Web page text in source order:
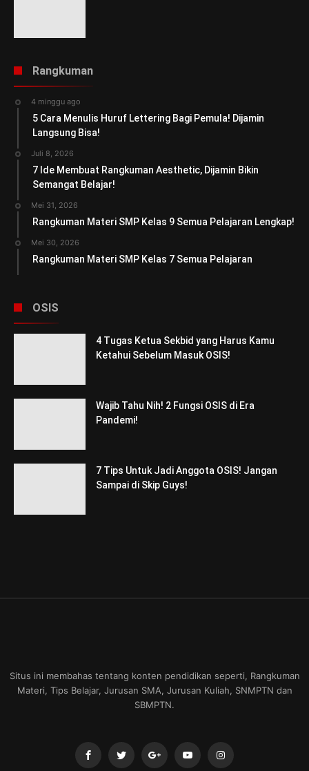
Rangkuman
4 minggu ago
5 Cara Menulis Huruf Lettering Bagi Pemula! Dijamin
Langsung Bisa!
Juli 8, 2026
7 Ide Membuat Rangkuman Aesthetic, Dijamin Bikin
Semangat Belajar!
Mei 31, 2026
Rangkuman Materi SMP Kelas 9 Semua Pelajaran Lengkap!
Mei 30, 2026
Rangkuman Materi SMP Kelas 7 Semua Pelajaran
OSIS
4 Tugas Ketua Sekbid yang Harus Kamu
Ketahui Sebelum Masuk OSIS!
Wajib Tahu Nih! 2 Fungsi OSIS di Era
Pandemi!
7 Tips Untuk Jadi Anggota OSIS! Jangan
Sampai di Skip Guys!
Situs ini membahas tentang konten pendidikan seperti, Rangkuman
Materi, Tips Belajar, Jurusan SMA, Jurusan Kuliah, SNMPTN dan
SBMPTN.